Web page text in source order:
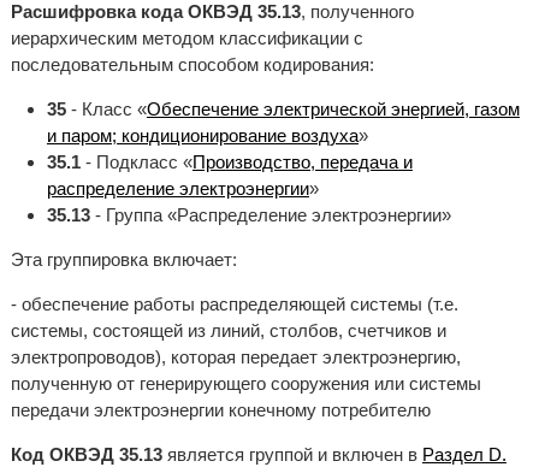
Расшифровка кода ОКВЭД 35.13, полученного
иерархическим методом классификации с
последовательным способом кодирования:
35- Класс «Обеспечение электрической энергией, газом
и паром; кондиционирование воздуха»
35.1- Подкласс «Производство, передача и
распределение электроэнергии»
35.13- Группа «Распределение электроэнергии»
Эта группировка включает:
- обеспечение работы распределяющей системы (т.е.
системы, состоящей из линий, столбов, счетчиков и
электропроводов), которая передает электроэнергию,
полученную от генерирующего сооружения или системы
передачи электроэнергии конечному потребителю
Код ОКВЭД 35.13является группой и включен в Раздел D.